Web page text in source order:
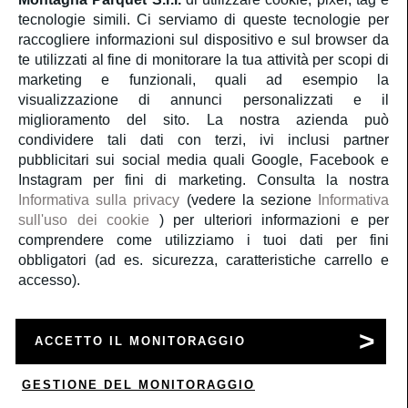
Servizio Clienti
Account
Servizi
Guida al parquet
Parliamo di noi
P.Iva 09834981004
tecnologie simili. Ci serviamo di queste tecnologie per
raccogliere informazioni sul dispositivo e sul browser da
te utilizzati al fine di monitorare la tua attività per scopi di
marketing e funzionali, quali ad esempio la
visualizzazione di annunci personalizzati e il
miglioramento del sito. La nostra azienda può
condividere tali dati con terzi, ivi inclusi partner
pubblicitari sui social media quali Google, Facebook e
Instagram per fini di marketing. Consulta la nostra
Informativa sulla privacy (vedere la sezione
Informativa
sull'uso dei cookie
) per ulteriori informazioni e per
comprendere come utilizziamo i tuoi dati per fini
obbligatori (ad es. sicurezza, caratteristiche carrello e
accesso).
ACCETTO IL MONITORAGGIO
GESTIONE DEL MONITORAGGIO